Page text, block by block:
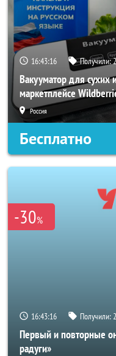
16:43:14 Получили:
Вакууматор для сухих
маркетплейсе
Россия
Бесплатно
-30%
16:43:14 Получили:2
Первый и повторные
радуги»